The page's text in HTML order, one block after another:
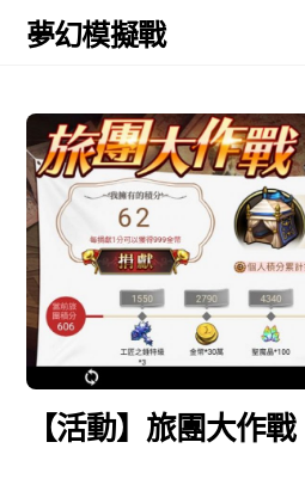
Skip
夢幻模擬戰
【活動】旅團大作